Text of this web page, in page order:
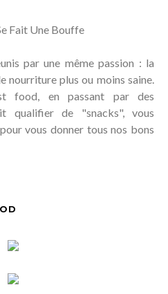
par une même passion : la
nourriture plus ou moins saine.
food, en passant par des
qualifier de "snacks", vous
vous donner tous nos bons